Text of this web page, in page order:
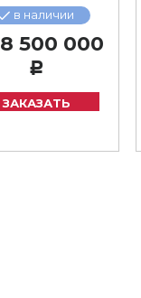
в наличии
8 500 000
Р
ЗАКАЗАТЬ